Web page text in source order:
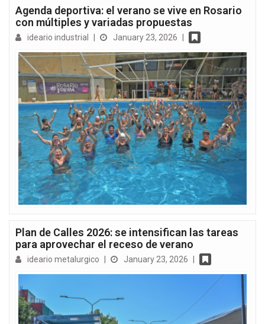
Agenda deportiva: el verano se vive en Rosario
con múltiples y variadas propuestas
ideario industrial January 23, 2026
Plan de Calles 2026: se intensifican las tareas
para aprovechar el receso de verano
ideario metalurgico January 23, 2026